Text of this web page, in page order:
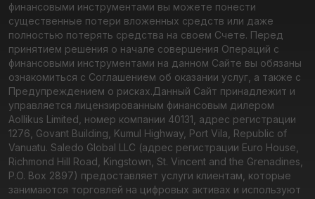
финансовыми инструментами вы можете понести
существенные потери вложенных средств или даже
полностью потерять средства на своем Счете. Перед
принятием решения о начале совершения Операций с
финансовыми инструментами на данном Сайте вы обязаны
ознакомиться с Соглашением об оказании услуг, а также с
Предупреждением о рисках.Данный Сайт принадлежит и
управляется лицензированным финансовым дилером
Aollikus Limited, номер компании 40131, адрес регистрации
1276, Govant Building, Kumul Highway, Port Vila, Republic of
Vanuatu. Saledo Global LLC (адрес регистрации Euro House,
Richmond Hill Road, Kingstown, St. Vincent and the Grenadines,
P.O. Box 2897) предоставляет услуги клиентам, которые
занимаются торговлей на цифровых активах и используют